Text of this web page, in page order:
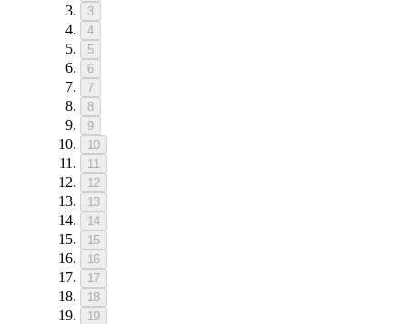
3
4
5
6
7
8
9
10
11
12
13
14
15
16
17
18
19